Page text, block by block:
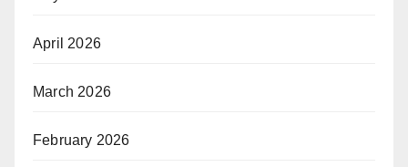
April 2026
March 2026
February 2026